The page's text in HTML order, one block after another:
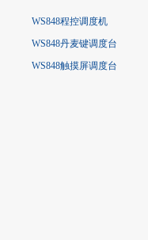
WS848程控调度机
WS848丹麦键调度台
WS848触摸屏调度台